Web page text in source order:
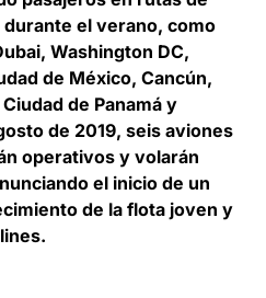
el verano, como
Washington DC,
de México, Cancún,
de Panamá y
de 2019, seis aviones
operativos y volarán
el inicio de un
de la flota joven y